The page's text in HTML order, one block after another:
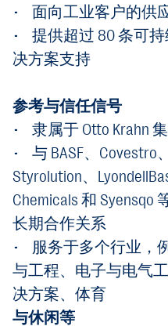
• 面向工业客户的供
• 提供超过 80 条可
决方案支持
参考与信任信号
• 隶属于 Otto Krahn
• 与 BASF、Covestro
Styrolution、
Chemicals 和
长期合作关系
• 服务于多个行业，
与工程、电子与电气
决方案、体育
与休闲等